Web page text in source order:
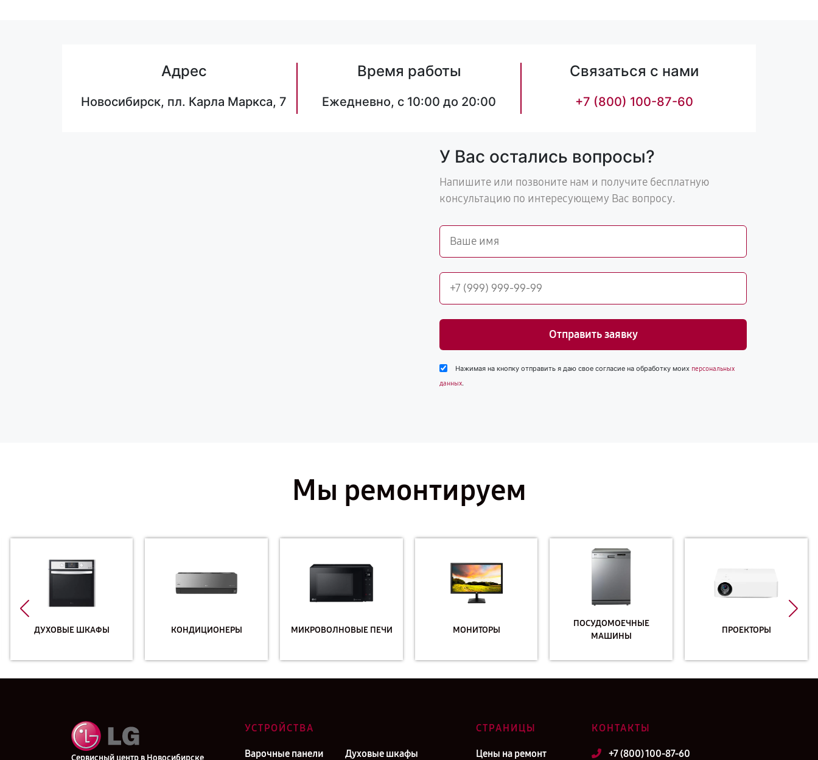
Адрес
Новосибирск, пл. Карла Маркса, 7
Время работы
Ежедневно, с 10:00 до 20:00
Связаться с нами
+7 (800) 100-87-60
У Вас остались вопросы?
Напишите или позвоните нам и получите бесплатную
консультацию по интересующему Вас вопросу.
Отправить заявку
Нажимая на кнопку отправить я даю свое согласие на обработку моих персональных
данных.
Мы ремонтируем
ДУХОВЫЕ ШКАФЫ КОНДИЦИОНЕРЫ МИКРОВОЛНОВЫЕ ПЕЧИ МОНИТОРЫ
ПОСУДОМОЕЧНЫЕ
МАШИНЫ
ПРОЕКТОРЫ
Сервисный центр в Новосибирске
УСТРОЙСТВА
Варочные панели Духовые шкафы
СТРАНИЦЫ
Цены на ремонт
КОНТАКТЫ
+7 (800) 100-87-60